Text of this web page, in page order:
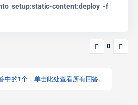
setup:static-content:deploy -f
0
中的1个，单击此处查看所有回答。